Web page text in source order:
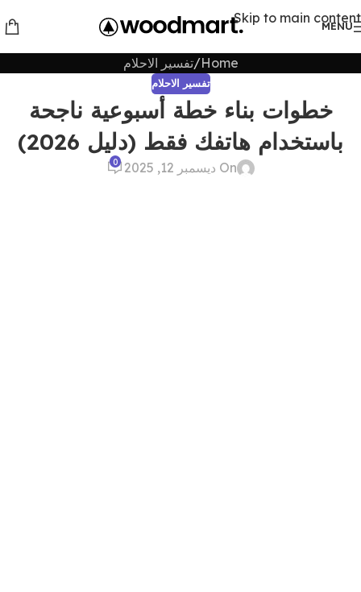
Skip to main content
MENU
Home تفسير الاحلام
تفسير الاحلام
خطوات بناء خطة أسبوعية ناجحة
باستخدام هاتفك فقط (دليل 2026)
On ديسمبر 12, 2025 0